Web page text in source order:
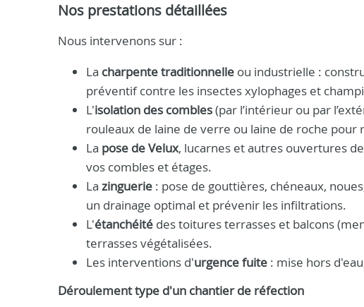
Nos prestations détaillées
Nous intervenons sur :
La charpente traditionnelle ou industrielle :
préventif contre les insectes xylophages et
L'isolation des combles(par l’intérieur ou par
rouleaux de laine de verre ou laine de roche
La pose de Velux, lucarnes et autres ouvertures
vos combles et étages.
La zinguerie : pose de gouttières, chéneaux,
un drainage optimal et prévenir les infiltrations.
L'étanchéité des toitures terrasses et balcons
terrasses végétalisées.
Les interventions d'urgence fuite : mise hors
Déroulement type d'un chantier de réfection